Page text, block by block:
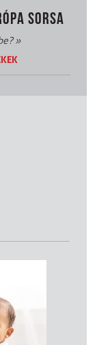
SORSA
»